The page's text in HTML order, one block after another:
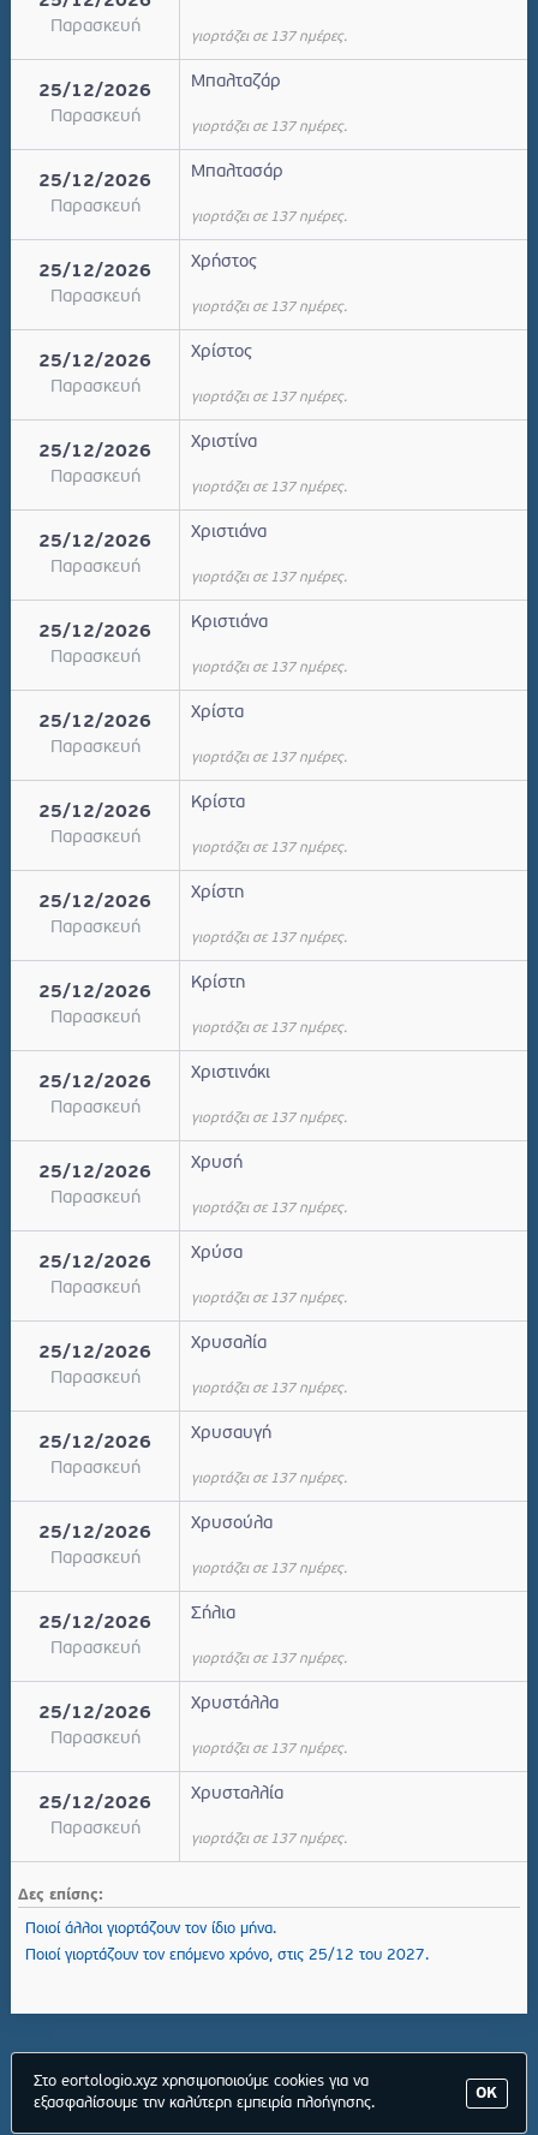
Παρασκευή
γιορτάζει σε 137 ημέρες.
25/12/2026
Παρασκευή
Μπαλταζάρ
γιορτάζει σε 137 ημέρες.
25/12/2026
Παρασκευή
Μπαλτασάρ
γιορτάζει σε 137 ημέρες.
25/12/2026
Παρασκευή
Χρήστος
γιορτάζει σε 137 ημέρες.
25/12/2026
Παρασκευή
Χρίστος
γιορτάζει σε 137 ημέρες.
25/12/2026
Παρασκευή
Χριστίνα
γιορτάζει σε 137 ημέρες.
25/12/2026
Παρασκευή
Χριστιάνα
γιορτάζει σε 137 ημέρες.
25/12/2026
Παρασκευή
Κριστιάνα
γιορτάζει σε 137 ημέρες.
25/12/2026
Παρασκευή
Χρίστα
γιορτάζει σε 137 ημέρες.
25/12/2026
Παρασκευή
Κρίστα
γιορτάζει σε 137 ημέρες.
25/12/2026
Παρασκευή
Χρίστη
γιορτάζει σε 137 ημέρες.
25/12/2026
Παρασκευή
Κρίστη
γιορτάζει σε 137 ημέρες.
25/12/2026
Παρασκευή
Χριστινάκι
γιορτάζει σε 137 ημέρες.
25/12/2026
Παρασκευή
Χρυσή
γιορτάζει σε 137 ημέρες.
25/12/2026
Παρασκευή
Χρύσα
γιορτάζει σε 137 ημέρες.
25/12/2026
Παρασκευή
Χρυσαλία
γιορτάζει σε 137 ημέρες.
25/12/2026
Παρασκευή
Χρυσαυγή
γιορτάζει σε 137 ημέρες.
25/12/2026
Παρασκευή
Χρυσούλα
γιορτάζει σε 137 ημέρες.
25/12/2026
Παρασκευή
Σήλια
γιορτάζει σε 137 ημέρες.
25/12/2026
Παρασκευή
Χρυστάλλα
γιορτάζει σε 137 ημέρες.
25/12/2026
Παρασκευή
Χρυσταλλία
γιορτάζει σε 137 ημέρες.
Δες επίσης:
Ποιοί άλλοι γιορτάζουν τον ίδιο μήνα.
Ποιοί γιορτάζουν τον επόμενο χρόνο, στις 25/12 του 2027.
ΟΚ
Στο eortologio.xyz χρησιμοποιούμε cookies για να
εξασφαλίσουμε την καλύτερη εμπειρία πλοήγησης.